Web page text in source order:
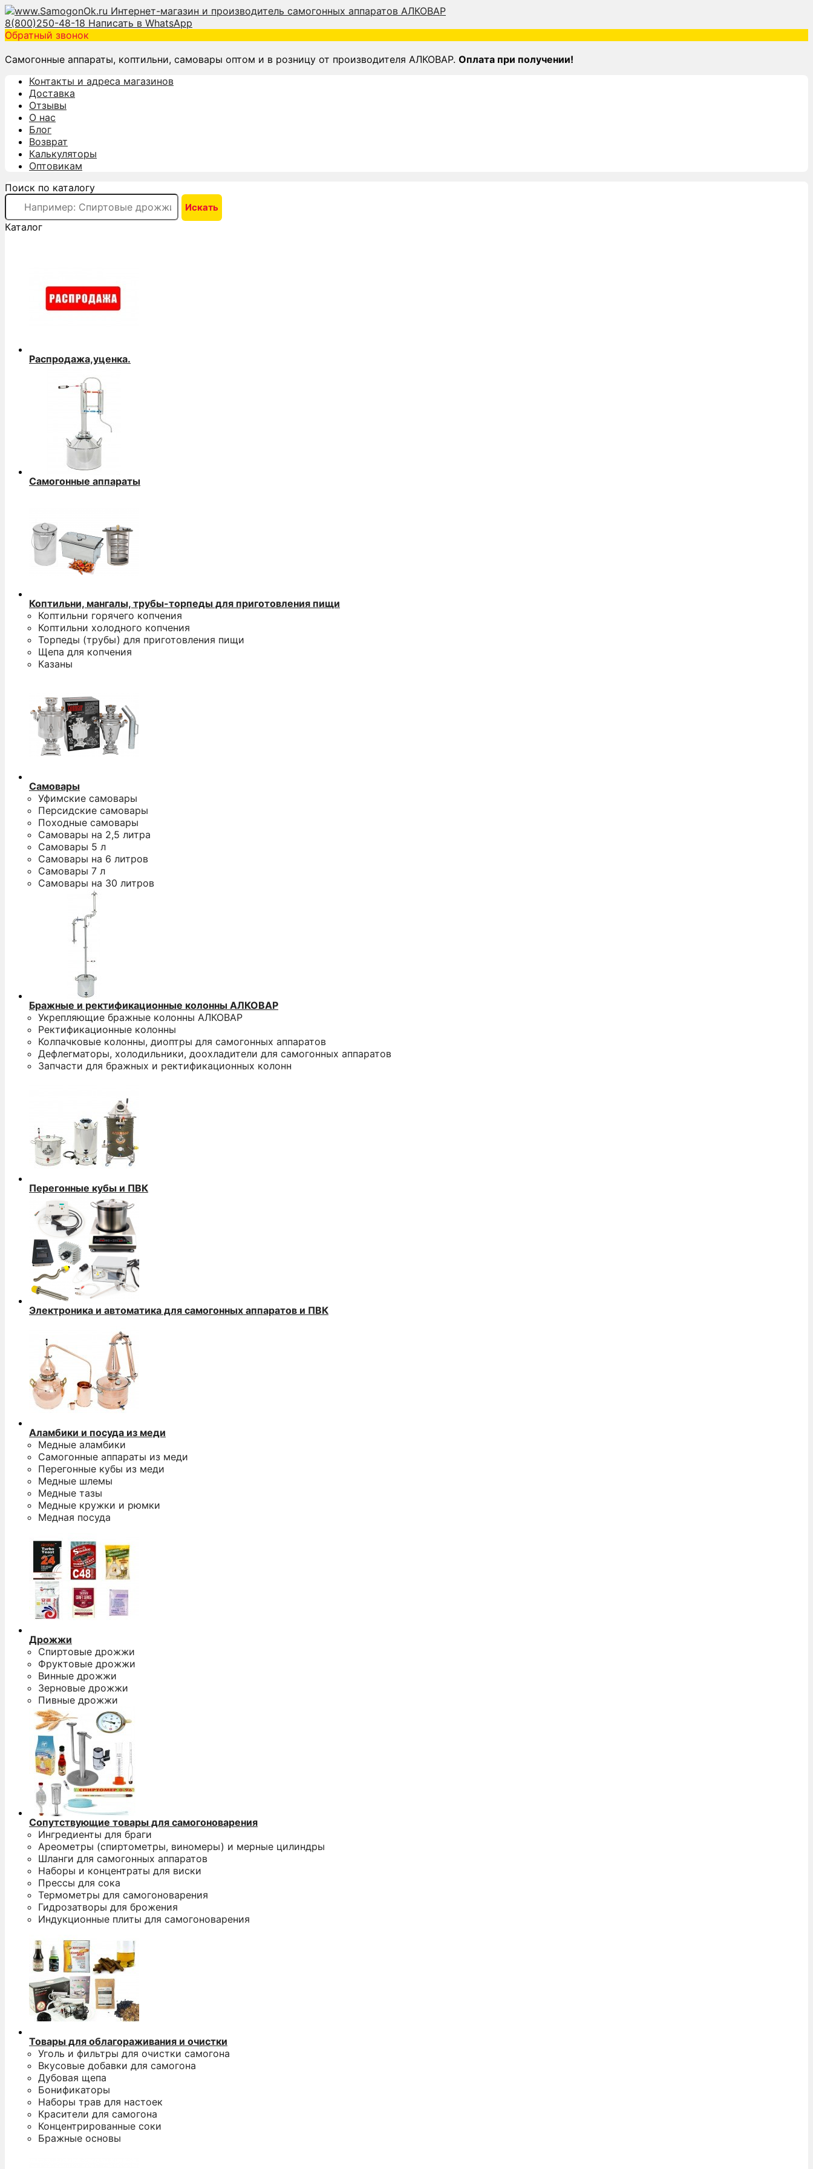
8(800)250-48-18 Написать в WhatsApp
Обратный звонок
Самогонные аппараты, коптильни, самовары оптом и в розницу от производителя АЛКОВАР. Оплата при получении!
Контакты и адреса магазинов
Доставка
Отзывы
О нас
Блог
Возврат
Калькуляторы
Оптовикам
Поиск по каталогу
Каталог
Распродажа,уценка.
Самогонные аппараты
Коптильни, мангалы, трубы-торпеды для приготовления пищи
Коптильни горячего копчения
Коптильни холодного копчения
Торпеды (трубы) для приготовления пищи
Щепа для копчения
Казаны
Самовары
Уфимские самовары
Персидские самовары
Походные самовары
Самовары на 2,5 литра
Самовары 5 л
Самовары на 6 литров
Самовары 7 л
Самовары на 30 литров
Бражные и ректификационные колонны АЛКОВАР
Укрепляющие бражные колонны АЛКОВАР
Ректификационные колонны
Колпачковые колонны, диоптры для самогонных аппаратов
Дефлегматоры, холодильники, доохладители для самогонных аппаратов
Запчасти для бражных и ректификационных колонн
Перегонные кубы и ПВК
Электроника и автоматика для самогонных аппаратов и ПВК
Аламбики и посуда из меди
Медные аламбики
Самогонные аппараты из меди
Перегонные кубы из меди
Медные шлемы
Медные тазы
Медные кружки и рюмки
Медная посуда
Дрожжи
Спиртовые дрожжи
Фруктовые дрожжи
Винные дрожжи
Зерновые дрожжи
Пивные дрожжи
Сопутствующие товары для самогоноварения
Ингредиенты для браги
Ареометры (спиртометры, виномеры) и мерные цилиндры
Шланги для самогонных аппаратов
Наборы и концентраты для виски
Прессы для сока
Термометры для самогоноварения
Гидрозатворы для брожения
Индукционные плиты для самогоноварения
Товары для облагораживания и очистки
Уголь и фильтры для очистки самогона
Вкусовые добавки для самогона
Дубовая щепа
Бонификаторы
Наборы трав для настоек
Красители для самогона
Концентрированные соки
Бражные основы